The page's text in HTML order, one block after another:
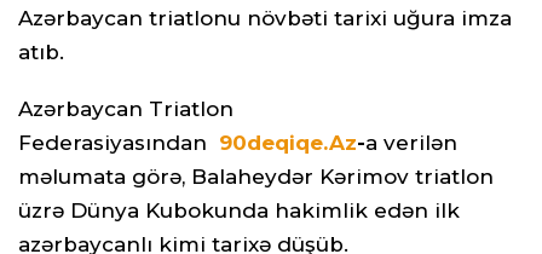
Azərbaycan triatlonu növbəti tarixi uğura imza
atıb.
Azərbaycan Triatlon
Federasiyasından 90deqiqe.Az-a verilən
məlumata görə, Balaheydər Kərimov triatlon
üzrə Dünya Kubokunda hakimlik edən ilk
azərbaycanlı kimi tarixə düşüb.